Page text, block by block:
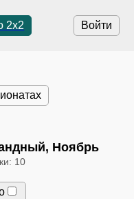
Войти
2x2
Ноябрь
10